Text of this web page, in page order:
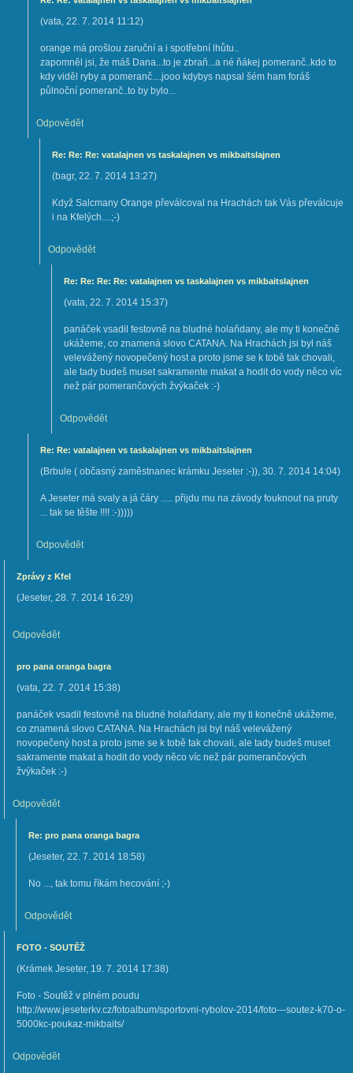
(vata, 22. 7. 2014 11:12)
orange má prošlou zaruční a i spotřební lhůtu..
zapomněl jsi, že máš Dana...to je zbraň...a né ňákej pomeranč..kdo to
kdy viděl ryby a pomeranč....jooo kdybys napsal šém ham foráš
půlnoční pomeranč..to by bylo...
Odpovědět
Re: Re: Re: vatalajnen vs taskalajnen vs mikbaitslajnen
(bagr, 22. 7. 2014 13:27)
Když Salcmany Orange převálcoval na Hrachách tak Vás převálcuje
i na Kfelých....;-)
Odpovědět
Re: Re: Re: Re: vatalajnen vs taskalajnen vs mikbaitslajnen
(vata, 22. 7. 2014 15:37)
panáček vsadil festovně na bludné holaňdany, ale my ti konečně
ukážeme, co znamená slovo CATANA. Na Hrachách jsi byl náš
velevážený novopečený host a proto jsme se k tobě tak chovali,
ale tady budeš muset sakramente makat a hodit do vody něco víc
než pár pomerančových žvýkaček :-)
Odpovědět
Re: Re: vatalajnen vs taskalajnen vs mikbaitslajnen
(Brbule ( občasný zaměstnanec krámku Jeseter :-)), 30. 7. 2014 14:04)
A Jeseter má svaly a já čáry ..... přijdu mu na závody fouknout na pruty
... tak se těšte !!!! :-)))))
Odpovědět
Zprávy z Kfel
(Jeseter, 28. 7. 2014 16:29)
Odpovědět
pro pana oranga bagra
(vata, 22. 7. 2014 15:38)
panáček vsadil festovně na bludné holaňdany, ale my ti konečně ukážeme,
co znamená slovo CATANA. Na Hrachách jsi byl náš velevážený
novopečený host a proto jsme se k tobě tak chovali, ale tady budeš muset
sakramente makat a hodit do vody něco víc než pár pomerančových
žvýkaček :-)
Odpovědět
Re: pro pana oranga bagra
(Jeseter, 22. 7. 2014 18:58)
No ..., tak tomu říkám hecování ;-)
Odpovědět
FOTO - SOUTĚŽ
(Krámek Jeseter, 19. 7. 2014 17:38)
Foto - Soutěž v plném poudu
http://www.jeseterkv.cz/fotoalbum/sportovni-rybolov-2014/foto---soutez-k70-o-
5000kc-poukaz-mikbaits/
Odpovědět